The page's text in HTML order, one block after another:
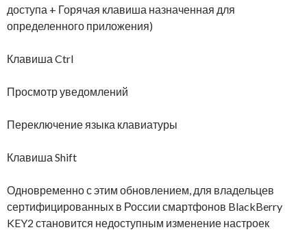
доступа + Горячая клавиша назначенная для
определенного приложения)
Клавиша Ctrl
Просмотр уведомлений
Переключение языка клавиатуры
Клавиша Shift
Одновременно с этим обновлением, для владельцев
сертифицированных в России смартфонов BlackBerry
KEY2 становится недоступным изменение настроек